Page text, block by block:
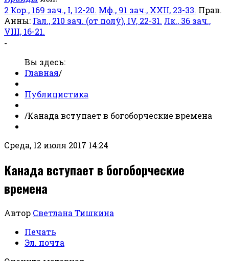
2 Кор., 169 зач., I, 12-20. Мф., 91 зач., XXII, 23-33. Прав.
Анны: Гал., 210 зач. (от полу́), IV, 22-31. Лк., 36 зач.,
VIII, 16-21.
-
Вы здесь:
Главная/
Публицистика
/Канада вступает в богоборческие времена
Среда, 12 июля 2017 14:24
Канада вступает в богоборческие
времена
Автор Светлана Тишкина
Печать
Эл. почта